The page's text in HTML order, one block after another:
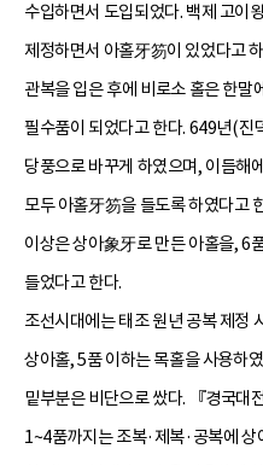
수입하면서 도입되었다. 백제 고이
제정하면서 아홀牙笏이 있었다고
관복을 입은 후에 비로소 홀은 한말
필수품이 되었다고 한다. 649년(진
당풍으로 바꾸게 하였으며, 이듬해
모두 아홀牙笏을 들도록 하였다고
이상은 상아象牙로 만든 아홀을, 6
들었다고 한다.
조선시대에는 태조 원년 공복 제정
상아홀, 5품 이하는 목홀을 사용하
밑부분은 비단으로 쌌다. 『경국대
1~4품까지는 조복·제복·공복에